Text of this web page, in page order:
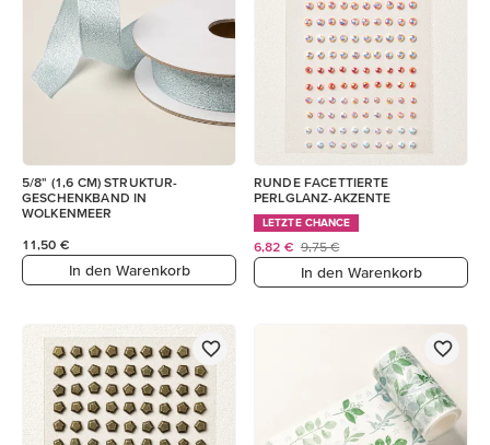
5/8" (1,6 CM) STRUKTUR-
GESCHENKBAND IN
WOLKENMEER
11,50 €
In den Warenkorb
RUNDE FACETTIERTE
PERLGLANZ-AKZENTE
LETZTE CHANCE
6,82 € 9,75 €
In den Warenkorb